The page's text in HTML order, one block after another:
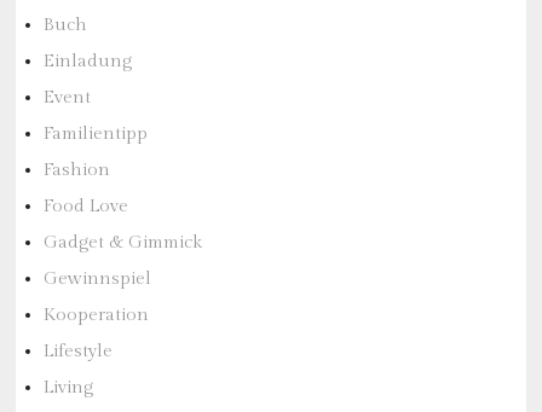
Buch
Einladung
Event
Familientipp
Fashion
Food Love
Gadget & Gimmick
Gewinnspiel
Kooperation
Lifestyle
Living